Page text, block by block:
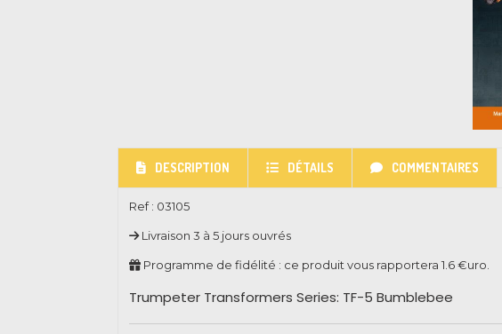
DESCRIPTION DÉTAILS COMMENTAIRES
Ref : 03105
Livraison 3 à 5 jours ouvrés
Programme de fidélité : ce produit vous rapportera 1.6€uro.
Trumpeter Transformers Series: TF-5 Bumblebee